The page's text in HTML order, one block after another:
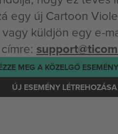
egy új Cartoon
küldjön egy e-
MEG A KÖZELGŐ
ÚJ ESEMÉNY LÉTREHOZÁSA